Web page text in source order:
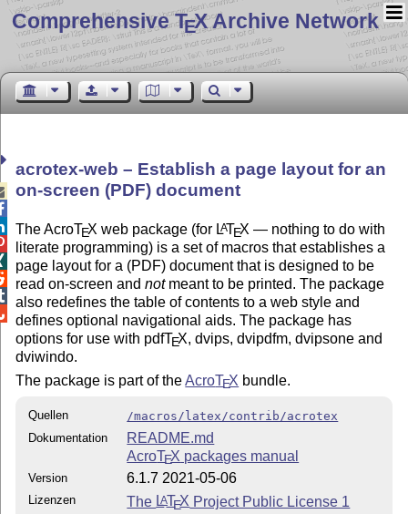
Comprehensive TEX Archive Network
acrotex-web – Establish a page layout for an
on-screen (PDF) document
The AcroTEX web package (for LATEX — nothing to do with
literate programming) is a set of macros that establishes a
page layout for a (PDF) document that is designed to be
read on-screen andnotmeant to be printed. The package
also redefines the table of contents to a web style and
defines optional navigational aids. The package has
options for use with pdfTEX, dvips, dvipdfm, dvipsone and
dviwindo.
The package is part of theAcroTEX bundle.
Quellen
/macros/latex/contrib/acrotex
Dokumentation
README.md
AcroTEX packages manual
Version 6.1.7 2021-05-06
Lizenzen The LATEX Project Public License 1